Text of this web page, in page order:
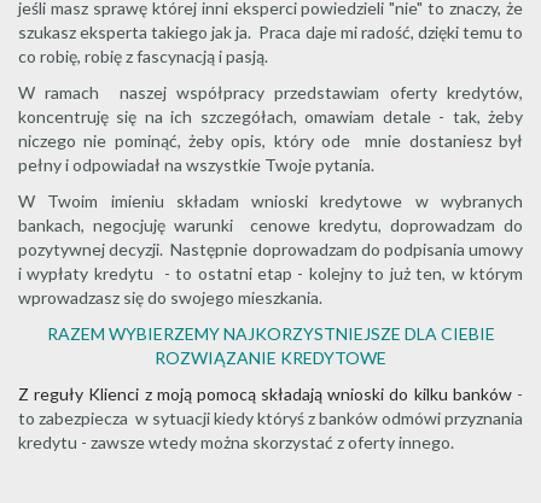
jeśli masz sprawę której inni eksperci powiedzieli "nie" to znaczy, że
szukasz eksperta takiego jak ja. Praca daje mi radość, dzięki temu to
co robię, robię z fascynacją i pasją.
W ramach naszej współpracy przedstawiam oferty kredytów,
koncentruję się na ich szczegółach, omawiam detale - tak, żeby
niczego nie pominąć, żeby opis, który ode mnie dostaniesz był
pełny i odpowiadał na wszystkie Twoje pytania.
W Twoim imieniu składam wnioski kredytowe w wybranych
bankach, negocjuję warunki cenowe kredytu, doprowadzam do
pozytywnej decyzji. Następnie doprowadzam do podpisania umowy
i wypłaty kredytu - to ostatni etap - kolejny to już ten, w którym
wprowadzasz się do swojego mieszkania.
RAZEM WYBIERZEMY NAJKORZYSTNIEJSZE DLA CIEBIE
ROZWIĄZANIE KREDYTOWE
Z reguły Klienci z moją pomocą składają wnioski do kilku banków-
to zabezpiecza w sytuacji kiedy któryś z banków odmówi przyznania
kredytu - zawsze wtedy można skorzystać z oferty innego.